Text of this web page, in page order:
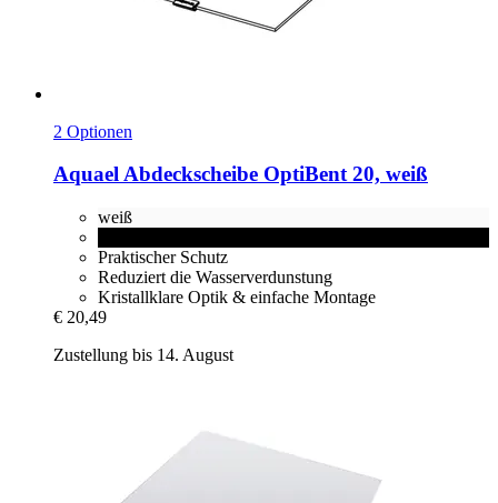
2 Optionen
AquaelAbdeckscheibe OptiBent 20, weiß
weiß
Praktischer Schutz
Reduziert die Wasserverdunstung
Kristallklare Optik & einfache Montage
€ 20,49
Zustellung bis 14. August